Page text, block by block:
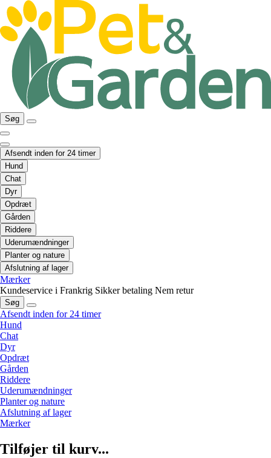
Søg
Afsendt inden for 24 timer
Hund
Chat
Dyr
Opdræt
Gården
Riddere
Uderumændninger
Planter og nature
Afslutning af lager
Mærker
Kundeservice i Frankrig Sikker betaling Nem retur
Søg
Afsendt inden for 24 timer
Hund
Chat
Dyr
Opdræt
Gården
Riddere
Uderumændninger
Planter og nature
Afslutning af lager
Mærker
Tilføjer til kurv...